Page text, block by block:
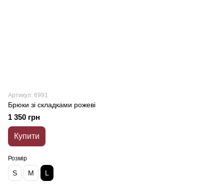
Артикул: 6991
Брюки зі складками рожеві
1 350 грн
Купити
Розмір
S M L